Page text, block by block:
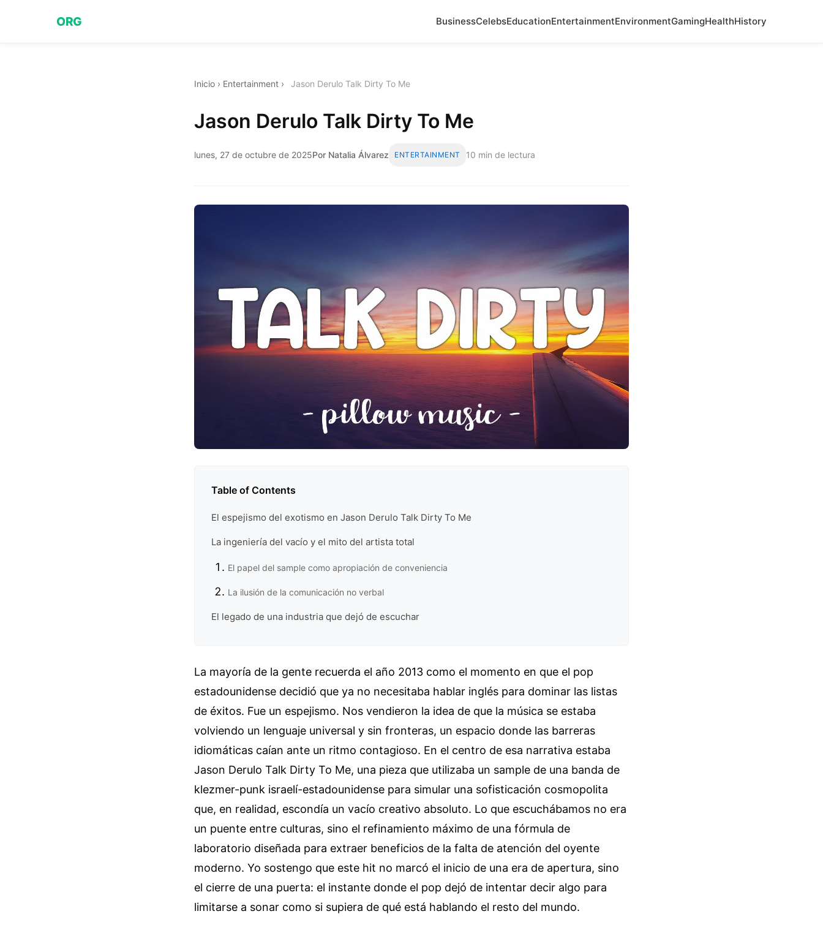
ORG BusinessCelebsEducationEntertainmentEnvironmentGamingHealthHistory
Inicio › Entertainment › Jason Derulo Talk Dirty To Me
Jason Derulo Talk Dirty To Me
lunes, 27 de octubre de 2025Por Natalia Álvarez ENTERTAINMENT 10 min de lectura
Table of Contents
El espejismo del exotismo en Jason Derulo Talk Dirty To Me
La ingeniería del vacío y el mito del artista total
El papel del sample como apropiación de conveniencia
La ilusión de la comunicación no verbal
El legado de una industria que dejó de escuchar
La mayoría de la gente recuerda el año 2013 como el momento en que el pop
estadounidense decidió que ya no necesitaba hablar inglés para dominar las listas
de éxitos. Fue un espejismo. Nos vendieron la idea de que la música se estaba
volviendo un lenguaje universal y sin fronteras, un espacio donde las barreras
idiomáticas caían ante un ritmo contagioso. En el centro de esa narrativa estaba
Jason Derulo Talk Dirty To Me, una pieza que utilizaba un sample de una banda de
klezmer-punk israelí-estadounidense para simular una sofisticación cosmopolita
que, en realidad, escondía un vacío creativo absoluto. Lo que escuchábamos no era
un puente entre culturas, sino el refinamiento máximo de una fórmula de
laboratorio diseñada para extraer beneficios de la falta de atención del oyente
moderno. Yo sostengo que este hit no marcó el inicio de una era de apertura, sino
el cierre de una puerta: el instante donde el pop dejó de intentar decir algo para
limitarse a sonar como si supiera de qué está hablando el resto del mundo.